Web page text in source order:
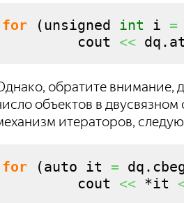
for ( unsigned int i =
cout << dq. at
обратите внимание,
объектов в
итераторов,
for (auto it = dq.
cout << *it